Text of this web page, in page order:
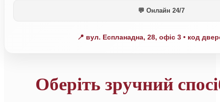
💬 Онлайн 24/7
📍 вул. Еспланадна, 28, офіс 3 • код
Оберіть зручний